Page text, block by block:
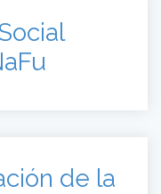
de la